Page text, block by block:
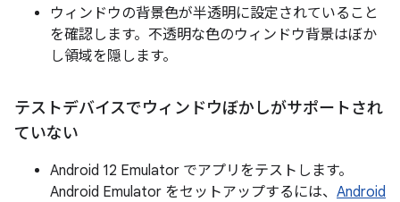
ウィンドウの背景色が半透明に設定されていること
を確認します。不透明な色のウィンドウ背景はぼか
し領域を隠します。
テストデバイスでウィンドウぼかしがサポートされ
ていない
Android 12 Emulator でアプリをテストします。
Android Emulator をセットアップするには、 Android